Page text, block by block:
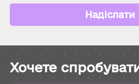
Надіслати
Хочете